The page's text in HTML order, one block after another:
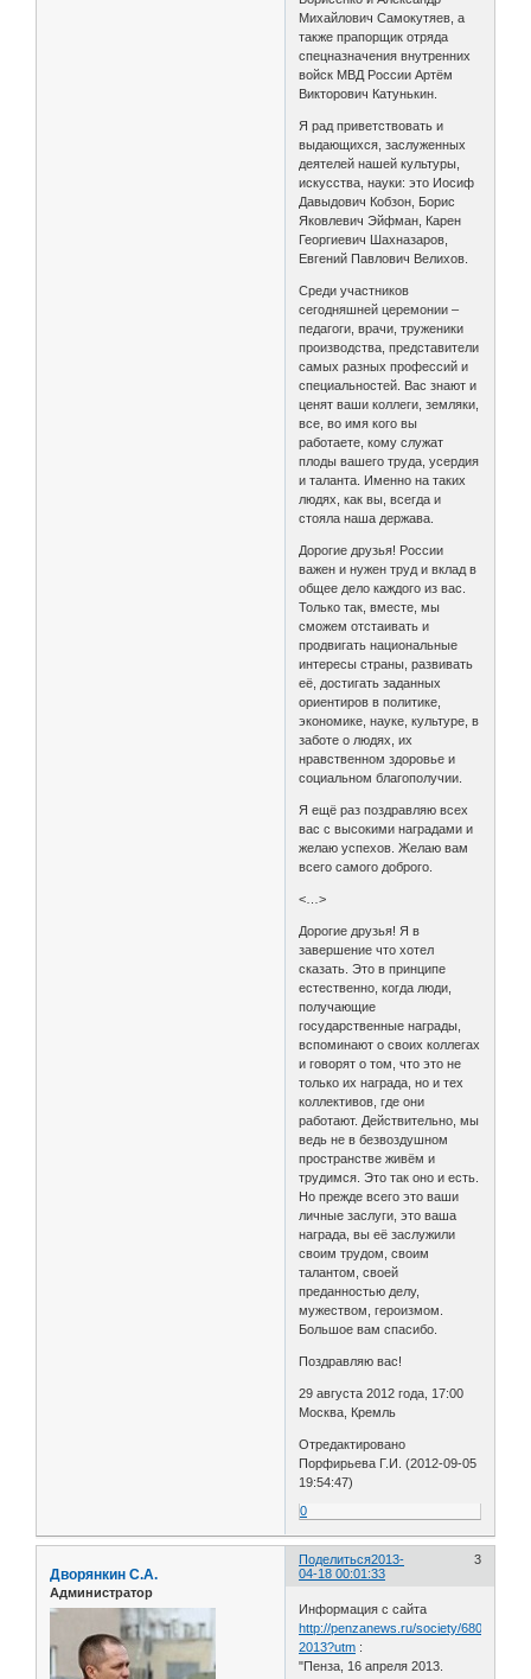
Михайлович Самокутяев, а
также прапорщик отряда
спецназначения внутренних
войск МВД России Артём
Викторович Катунькин.
Я рад приветствовать и
выдающихся, заслуженных
деятелей нашей культуры,
искусства, науки: это Иосиф
Давыдович Кобзон, Борис
Яковлевич Эйфман, Карен
Георгиевич Шахназаров,
Евгений Павлович Велихов.
Среди участников
сегодняшней церемонии –
педагоги, врачи, труженики
производства, представители
самых разных профессий и
специальностей. Вас знают и
ценят ваши коллеги, земляки,
все, во имя кого вы
работаете, кому служат
плоды вашего труда, усердия
и таланта. Именно на таких
людях, как вы, всегда и
стояла наша держава.
Дорогие друзья! России
важен и нужен труд и вклад в
общее дело каждого из вас.
Только так, вместе, мы
сможем отстаивать и
продвигать национальные
интересы страны, развивать
её, достигать заданных
ориентиров в политике,
экономике, науке, культуре, в
заботе о людях, их
нравственном здоровье и
социальном благополучии.
Я ещё раз поздравляю всех
вас с высокими наградами и
желаю успехов. Желаю вам
всего самого доброго.
<…>
Дорогие друзья! Я в
завершение что хотел
сказать. Это в принципе
естественно, когда люди,
получающие
государственные награды,
вспоминают о своих коллегах
и говорят о том, что это не
только их награда, но и тех
коллективов, где они
работают. Действительно, мы
ведь не в безвоздушном
пространстве живём и
трудимся. Это так оно и есть.
Но прежде всего это ваши
личные заслуги, это ваша
награда, вы её заслужили
своим трудом, своим
талантом, своей
преданностью делу,
мужеством, героизмом.
Большое вам спасибо.
Поздравляю вас!
29 августа 2012 года, 17:00
Москва, Кремль
Отредактировано
Порфирьева Г.И. (2012-09-05
19:54:47)
0
Поделиться 3
2013-
04-18 00:01:33
Дворянкин С.А.
Администратор
Информация с сайта
http://penzanews.ru/society/68059-
2013?utm :
"Пенза, 16 апреля 2013.